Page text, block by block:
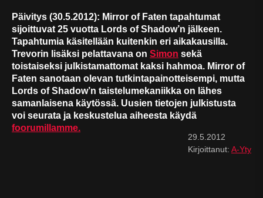
Päivitys (30.5.2012): Mirror of Faten tapahtumat
sijoittuvat 25 vuotta Lords of Shadow’n jälkeen.
Tapahtumia käsitellään kuitenkin eri aikakausilla.
Trevorin lisäksi pelattavana on Simon sekä
toistaiseksi julkistamattomat kaksi hahmoa. Mirror of
Faten sanotaan olevan tutkintapainotteisempi, mutta
Lords of Shadow’n taistelumekaniikka on lähes
samanlaisena käytössä. Uusien tietojen julkistusta
voi seurata ja keskustelua aiheesta käydä
foorumillamme.
29.5.2012
Kirjoittanut: A-Yty